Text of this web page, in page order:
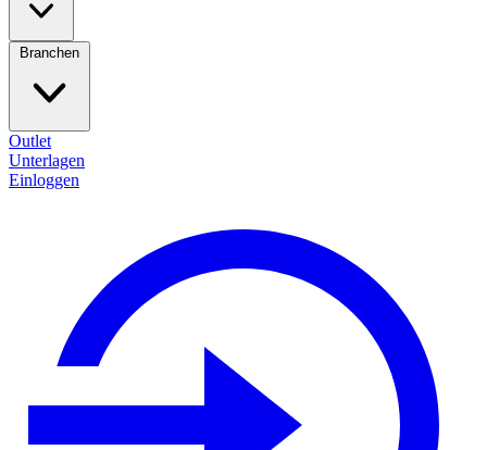
Branchen
Outlet
Unterlagen
Einloggen